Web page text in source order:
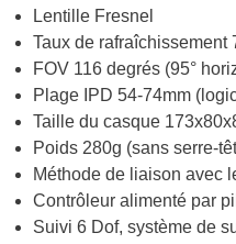
Lentille Fresnel
Taux de rafraîchissement
FOV 116 degrés (95°
Plage IPD 54-74mm
Taille du casque
Poids 280g (sans serre-
Méthode de liaison avec
Contrôleur alimenté par
Suivi 6 Dof, système de